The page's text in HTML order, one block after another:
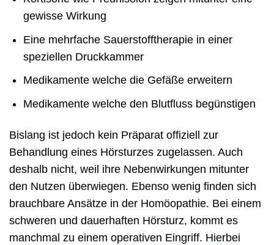
gewisse Wirkung
Eine mehrfache Sauerstofftherapie in einer
speziellen Druckkammer
Medikamente welche die Gefäße erweitern
Medikamente welche den Blutfluss begünstigen
Bislang ist jedoch kein Präparat offiziell zur
Behandlung eines Hörsturzes zugelassen. Auch
deshalb nicht, weil ihre Nebenwirkungen mitunter
den Nutzen überwiegen. Ebenso wenig finden sich
brauchbare Ansätze in der Homöopathie. Bei einem
schweren und dauerhaften Hörsturz, kommt es
manchmal zu einem operativen Eingriff. Hierbei